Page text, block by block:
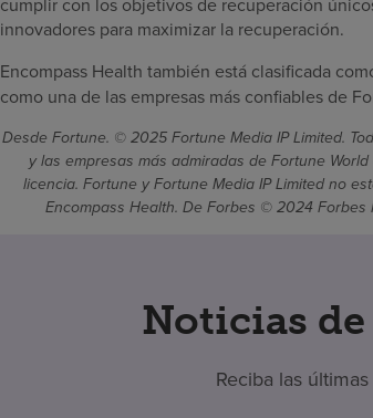
innovadores para maximizar la recuperación.
Encompass Health también está clasificada
como una de las empresas más confiables de
Desde Fortune. © 2025 Fortune Media IP Limited.
y las empresas más admiradas de Fortune
licencia. Fortune y Fortune Media IP Limited no
Encompass Health. De Forbes © 2024 Forbes
Noticias
Reciba las